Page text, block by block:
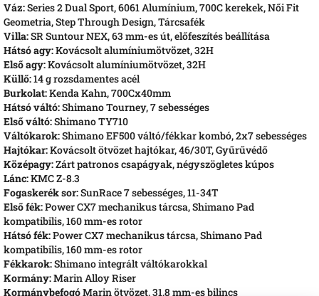
Váz:Series 2 Dual Sport, 6061 Alumínium, 700C kerekek, Női Fit
Geometria, Step Through Design, Tárcsafék
Villa:SR Suntour NEX, 63 mm-es út, előfeszítés beállítása
Hátsó agy:Kovácsolt alumíniumötvözet, 32H
Első agy:Kovácsolt alumíniumötvözet, 32H
Küllő:14 g rozsdamentes acél
Burkolat:Kenda Kahn, 700Cx40mm
Hátsó váltó:Shimano Tourney, 7 sebességes
Első váltó:Shimano TY710
Váltókarok:Shimano EF500 váltó/fékkar kombó, 2x7 sebességes
Hajtókar:Kovácsolt ötvözet hajtókar, 46/30T, Gyűrűvédő
Középagy:Zárt patronos csapágyak, négyszögletes kúpos
Lánc:KMC Z-8.3
Fogaskerék sor:SunRace 7 sebességes, 11-34T
Első fék:Power CX7 mechanikus tárcsa, Shimano Pad
kompatibilis, 160 mm-es rotor
Hátsó fék:Power CX7 mechanikus tárcsa, Shimano Pad
kompatibilis, 160 mm-es rotor
Fékkarok:Shimano integrált váltókarokkal
Kormány:Marin Alloy Riser
KormánybefogóMarin ötvözet, 31,8 mm-es bilincs